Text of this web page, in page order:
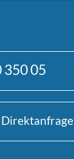
350 05